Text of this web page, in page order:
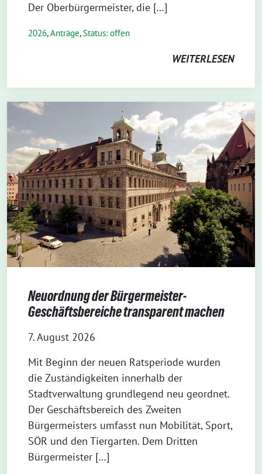
Der Oberbürgermeister, die […]
2026,Anträge,Status: offen
WEITERLESEN
Neuordnung der Bürgermeister-
Geschäftsbereiche transparent machen
7. August 2026
Mit Beginn der neuen Ratsperiode wurden
die Zuständigkeiten innerhalb der
Stadtverwaltung grundlegend neu geordnet.
Der Geschäftsbereich des Zweiten
Bürgermeisters umfasst nun Mobilität, Sport,
SÖR und den Tiergarten. Dem Dritten
Bürgermeister […]